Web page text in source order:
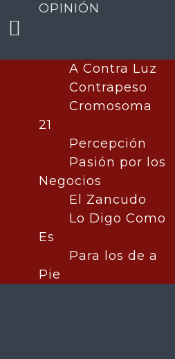
Estallan
contra
Rubén Rocha
Publicado por:
OPINIÓN
A Contra Luz
Contrapeso
Cromosoma
21
Percepción
Pasión por los
Negocios
El Zancudo
Lo Digo Como
Es
Para los de a
Pie